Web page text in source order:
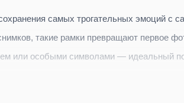
самых трогательных эмоций с
такие рамки превращают первое
или особыми символами — идеальный